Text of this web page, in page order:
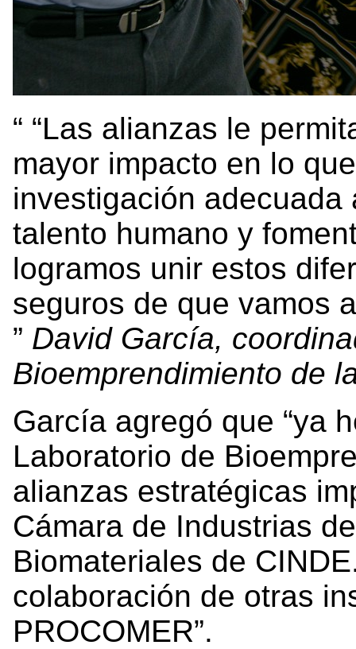
“Las alianzas le
mayor impacto en lo
investigación
talento humano y
logramos unir estos
seguros de que vamos
David García,
Bioemprendimiento de
García agregó que “ya
Laboratorio de
alianzas estratégicas
Cámara de Industrias
Biomateriales de
colaboración de otras
PROCOMER”.